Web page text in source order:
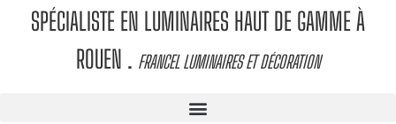
SPÉCIALISTE EN LUMINAIRES HAUT DE GAMME À
ROUEN . FRANCEL LUMINAIRES ET DÉCORATION